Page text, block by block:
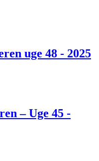
uge 48 - 2025
– Uge 45 -